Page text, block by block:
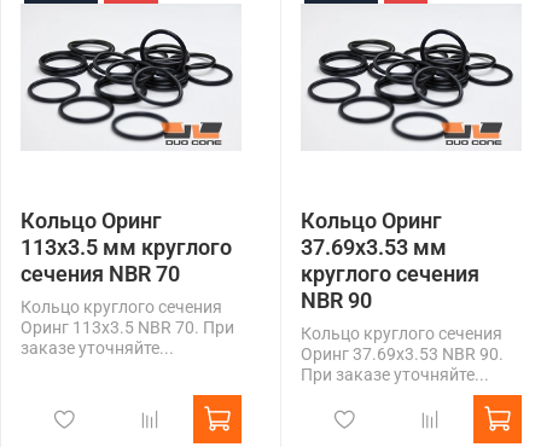
Кольцо Оринг
113x3.5 мм круглого
сечения NBR 70
Кольцо круглого сечения
Оринг 113x3.5 NBR 70. При
заказе уточняйте...
Кольцо Оринг
37.69x3.53 мм
круглого сечения
NBR 90
Кольцо круглого сечения
Оринг 37.69x3.53 NBR 90.
При заказе уточняйте...